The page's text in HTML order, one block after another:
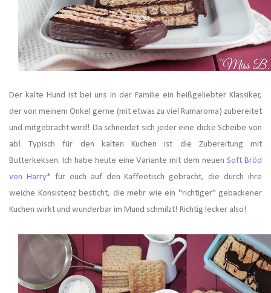
Der kalte Hund ist bei uns in der Familie ein heißgeliebter Klassiker,
der von meinem Onkel gerne (mit etwas zu viel Rumaroma) zubereitet
und mitgebracht wird! Da schneidet sich jeder eine dicke Scheibe von
ab! Typisch für den kalten Kuchen ist die Zubereitung mit
Butterkeksen. Ich habe heute eine Variante mit dem neuenSoft Bröd
von Harry* für euch auf den Kaffeetisch gebracht, die durch ihre
weiche Konsistenz besticht, die mehr wie ein "richtiger" gebackener
Kuchen wirkt und wunderbar im Mund schmilzt! Richtig lecker also!